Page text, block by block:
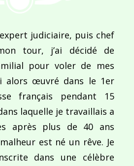
judiciaire, puis chef
tour, j’ai décidé de
pour voler de mes
alors œuvré dans le 1er
français pendant 15
laquelle je travaillais a
après plus de 40 ans
malheur est né un rêve. Je
dans une célèbre